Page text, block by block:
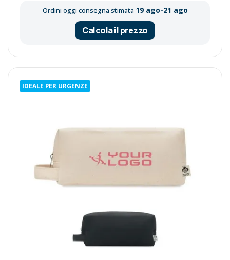
Ordini oggi consegna stimata 19 ago-21 ago
Calcola il prezzo
IDEALE PER URGENZE